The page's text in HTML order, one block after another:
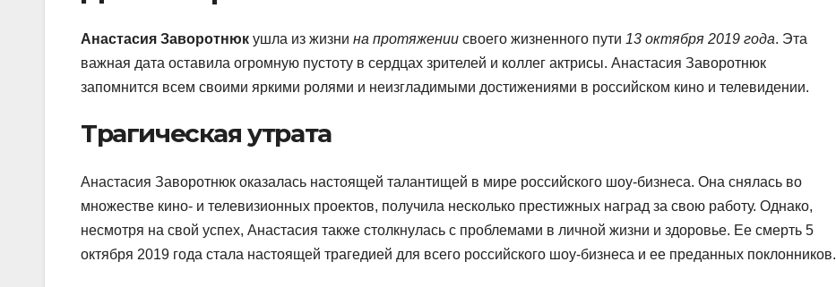
Анастасия Заворотнюк ушла из жизни на протяжении своего жизненного пути 13 октября 2019 года. Эта
важная дата оставила огромную пустоту в сердцах зрителей и коллег актрисы. Анастасия Заворотнюк
запомнится всем своими яркими ролями и неизгладимыми достижениями в российском кино и телевидении.
Трагическая утрата
Анастасия Заворотнюк оказалась настоящей талантищей в мире российского шоу-бизнеса. Она снялась во
множестве кино- и телевизионных проектов, получила несколько престижных наград за свою работу. Однако,
несмотря на свой успех, Анастасия также столкнулась с проблемами в личной жизни и здоровье. Ее смерть 5
октября 2019 года стала настоящей трагедией для всего российского шоу-бизнеса и ее преданных поклонников.